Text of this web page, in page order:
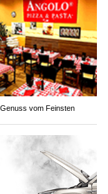
vom Feinsten